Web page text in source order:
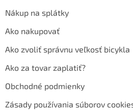
Nákup na splátky
Ako nakupovať
Ako zvoliť správnu veľkosť bicykla
Ako za tovar zaplatiť?
Obchodné podmienky
Zásady používania súborov